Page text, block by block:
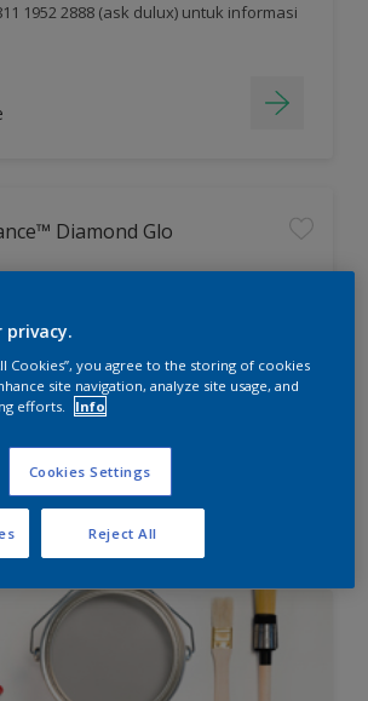
1952 2888 (ask dulux) untuk informasi
Diamond Glo
HIGH COVERAGE
1952 2888 (ask dulux) untuk informasi
privacy.
Cookies”, you agree to the storing of cookies
site navigation, analyze site usage, and
efforts.
Info
Cookies Settings
Reject All